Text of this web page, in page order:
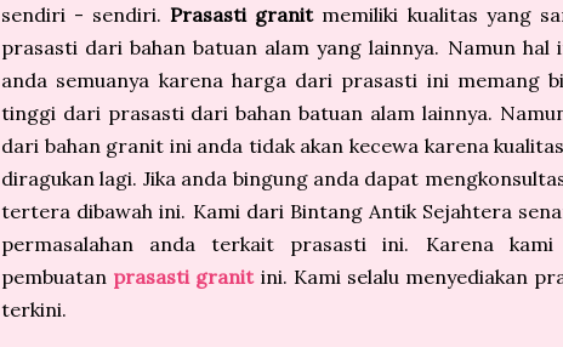
sendiri - sendiri. Prasasti granitmemiliki kualitas yang
prasasti dari bahan batuan alam yang lainnya. Namun hal
anda semuanya karena harga dari prasasti ini memang
tinggi dari prasasti dari bahan batuan alam lainnya.
dari bahan granit ini anda tidak akan kecewa karena
diragukan lagi. Jika anda bingung anda dapat
tertera dibawah ini. Kami dari Bintang Antik Sejahtera
permasalahan anda terkait prasasti ini. Karena kami
pembuatan prasasti granitini. Kami selalu menyediakan
terkini.